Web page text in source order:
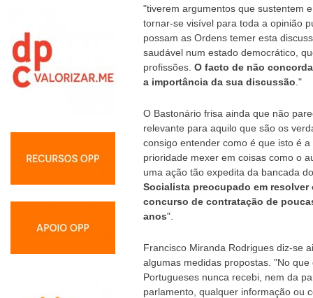
"tiverem argumentos que sustentem
tornar-se visível para toda a opinião
possam as Ordens temer esta
saudável num estado democrático,
profissões. O facto de não
a importância da sua discussão ."
O Bastonário frisa ainda que não
relevante para aquilo que são os
consigo entender como é que isto é
prioridade mexer em coisas como o
uma ação tão expedita da bancada
Socialista preocupado em
concurso de contratação de
anos".
Francisco Miranda Rodrigues diz-se
algumas medidas propostas. "No
Portugueses nunca recebi, nem da
parlamento, qualquer informação ou